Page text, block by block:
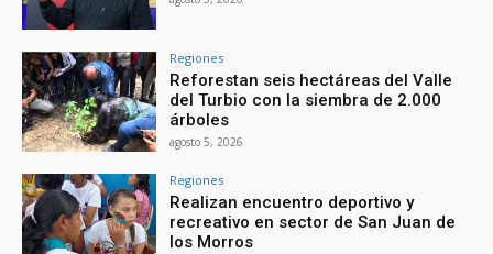
Regiones
Reforestan seis hectáreas del Valle
del Turbio con la siembra de 2.000
árboles
agosto 5, 2026
Regiones
Realizan encuentro deportivo y
recreativo en sector de San Juan de
los Morros